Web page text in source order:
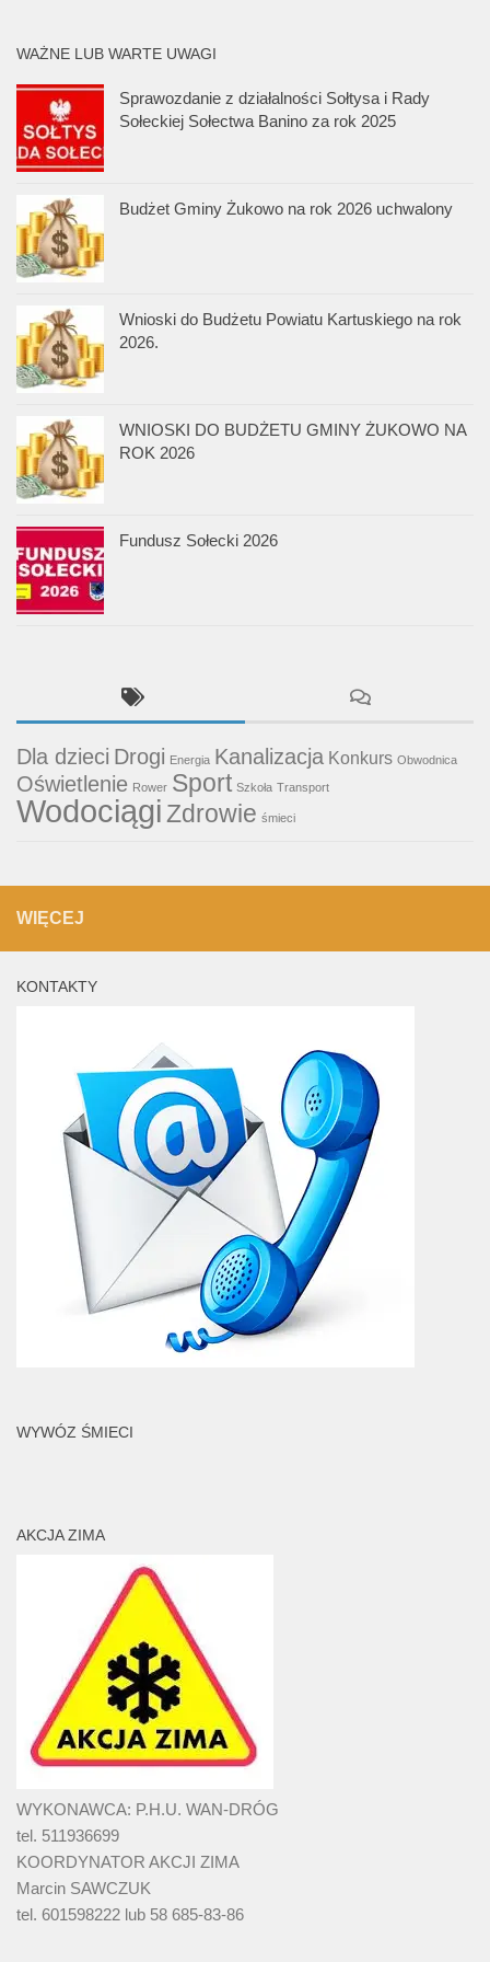
WAŻNE LUB WARTE UWAGI
Sprawozdanie z działalności Sołtysa i Rady
Sołeckiej Sołectwa Banino za rok 2025
Budżet Gminy Żukowo na rok 2026 uchwalony
Wnioski do Budżetu Powiatu Kartuskiego na rok
2026.
WNIOSKI DO BUDŻETU GMINY ŻUKOWO NA
ROK 2026
Fundusz Sołecki 2026
Dla dzieci Drogi Energia Kanalizacja Konkurs Obwodnica
Oświetlenie Rower Sport Szkoła Transport
WodociągiZdrowie śmieci
WIĘCEJ
KONTAKTY
WYWÓZ ŚMIECI
AKCJA ZIMA
WYKONAWCA: P.H.U. WAN-DRÓG
tel. 511936699
KOORDYNATOR AKCJI ZIMA
Marcin SAWCZUK
tel. 601598222 lub 58 685-83-86